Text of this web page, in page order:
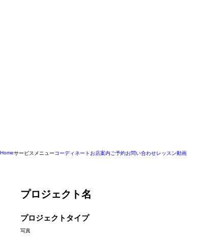
Homeサービスメニューコーディネート お店案内 ご予約お問い合わせレッスン動画
プロジェクト名
プロジェクトタイプ
写真